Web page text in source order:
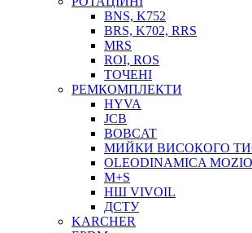
ПОВІТРЯ-ВОДА
ДЛЯ ЗВАРЮВАННЯ
НАПІРНО-ВСМОКТУЮЧІ
ФІЛЬТРИ ДЛЯ ПАЛЬНОГО
ПІДДОНИ ДЛЯ БОЧОК
BNS, K752
BRS, K702, RRS
MRS
ROI, ROS
ТОЧЕНІ
РЕМКОМПЛЕКТИ
HYVA
JCB
BOBCAT
МИЙКИ ВИСОКОГО
OLEODINAMICA
M+S
НШ VIVOIL
ДСТУ
KARCHER